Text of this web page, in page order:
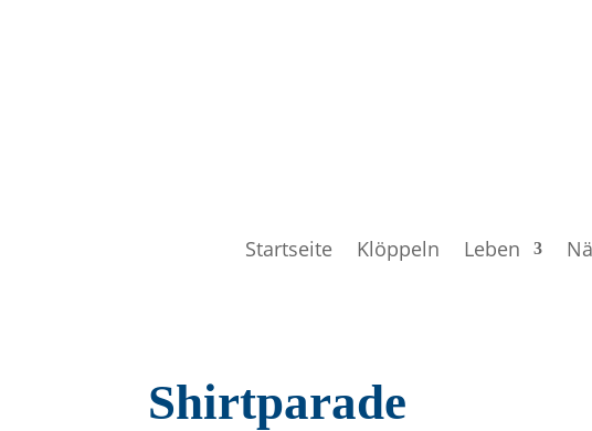
Startseite Klöppeln Leben
Shirtparade